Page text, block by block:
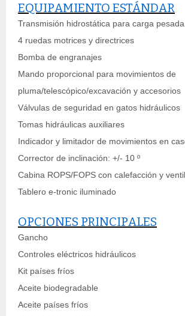
EQUIPAMIENTO ESTÁNDAR
Transmisión hidrostática para carga pesada
4 ruedas motrices y directrices
Bomba de engranajes
Mando proporcional para movimientos de
pluma/telescópico/excavación y accesorios
Válvulas de seguridad en gatos hidráulicos
Tomas hidráulicas auxiliares
Indicador y limitador de movimientos en
Corrector de inclinación: +/- 10 º
Cabina ROPS/FOPS con calefacción y
Tablero e-tronic iluminado
OPCIONES PRINCIPALES
Gancho
Controles eléctricos hidráulicos
Kit países fríos
Aceite biodegradable
Aceite países fríos